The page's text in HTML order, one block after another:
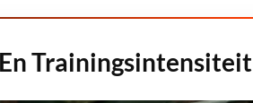
Trainingsintensiteit